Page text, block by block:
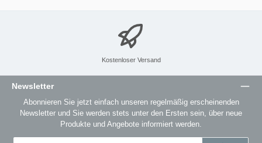
Kostenloser Versand
Newsletter
Abonnieren Sie jetzt einfach unseren regelmäßig erscheinenden
Newsletter und Sie werden stets unter den Ersten sein, über neue
Produkte und Angebote informiert werden.